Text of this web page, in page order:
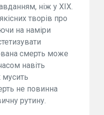
ніж у XIX.
творів про
на наміри
смерть може
навіть
не повинна
рутину.